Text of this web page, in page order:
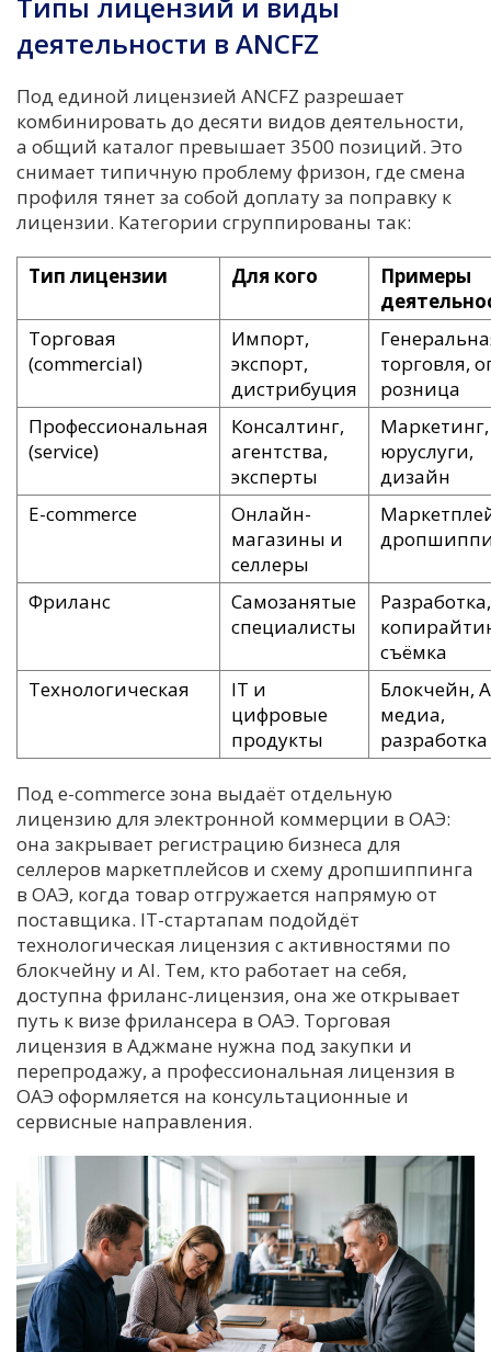
деятельности в ANCFZ
Под единой лицензией ANCFZ разрешает
комбинировать до десяти видов деятельности,
а общий каталог превышает 3500 позиций. Это
снимает типичную проблему фризон, где смена
профиля тянет за собой доплату за поправку к
лицензии. Категории сгруппированы так:
Тип лицензии Для кого
Примеры
Торговая
(commercial)
Импорт,
экспорт,
дистрибуция
торговля,
розница
Профессиональная
(service)
Консалтинг,
агентства,
эксперты
Маркетинг,
юруслуги,
дизайн
E-commerce
Онлайн-
магазины и
селлеры
Фриланс
Самозанятые
специалисты
Разработка,
съёмка
Технологическая
IT и
цифровые
продукты
Блокчейн,
медиа,
Под e-commerce зона выдаёт отдельную
лицензию для электронной коммерции в ОАЭ:
она закрывает регистрацию бизнеса для
селлеров маркетплейсов и схему дропшиппинга
в ОАЭ, когда товар отгружается напрямую от
поставщика. IT-стартапам подойдёт
технологическая лицензия с активностями по
блокчейну и AI. Тем, кто работает на себя,
доступна фриланс-лицензия, она же открывает
путь к визе фрилансера в ОАЭ. Торговая
лицензия в Аджмане нужна под закупки и
перепродажу, а профессиональная лицензия в
ОАЭ оформляется на консультационные и
сервисные направления.